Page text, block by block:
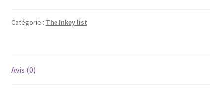
retinol
Catégorie : The Inkey list
Avis (0)